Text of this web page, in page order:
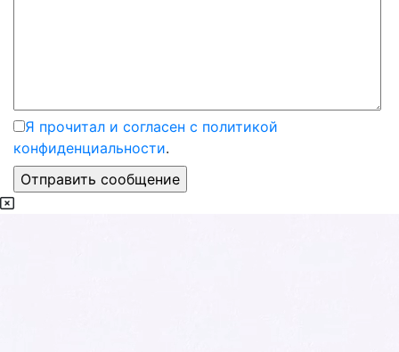
Я прочитал и согласен с политикой
конфиденциальности.